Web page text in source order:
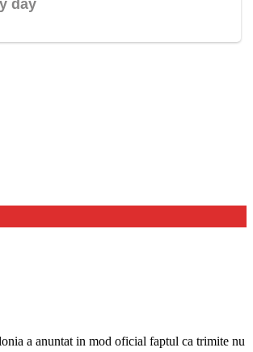
a anuntat in mod oficial faptul ca trimite nu